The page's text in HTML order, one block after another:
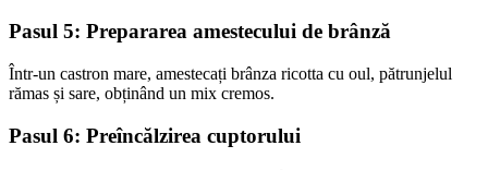
Pasul 5: Prepararea amestecului de brânză
Într-un castron mare, amestecați brânza ricotta cu oul, pătrunjelul
rămas și sare, obținând un mix cremos.
Pasul 6: Preîncălzirea cuptorului